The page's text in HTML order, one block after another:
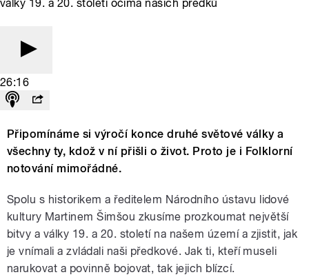
války 19. a 20. století očima našich předků
26:16
Připomínáme si výročí konce druhé světové války a
všechny ty, kdož v ní přišli o život. Proto je i Folklorní
notování mimořádné.
Spolu s historikem a ředitelem Národního ústavu lidové
kultury Martinem Šimšou zkusíme prozkoumat největší
bitvy a války 19. a 20. století na našem území a zjistit, jak
je vnímali a zvládali naši předkové. Jak ti, kteří museli
narukovat a povinně bojovat, tak jejich blízcí.